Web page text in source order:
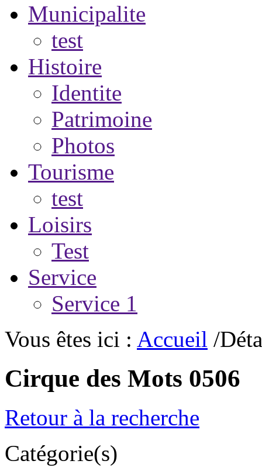
Municipalite
test
Histoire
Identite
Patrimoine
Photos
Tourisme
test
Loisirs
Test
Service
Service 1
Vous êtes ici : Accueil /
Cirque des Mots 0506
Retour à la recherche
Catégorie(s)